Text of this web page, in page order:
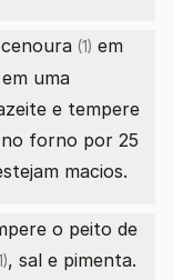
cenoura (1) em
uma
e tempere
forno por 25
macios.
o peito de
, sal e pimenta.